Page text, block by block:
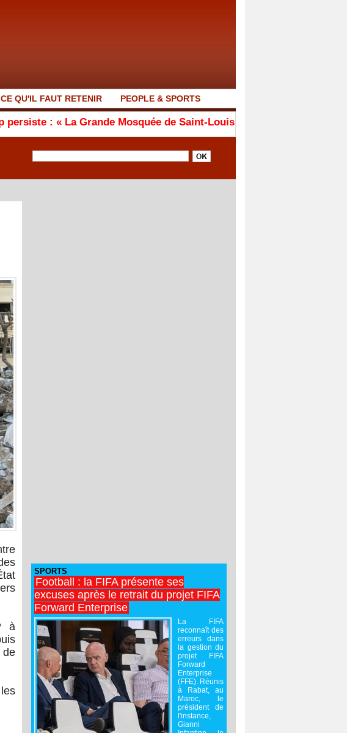
CE QU'IL FAUT RETENIR PEOPLE & SPORTS
La Grande Mosquée de Saint-Louis a été érigée entre 1838 et
à
de
SPORTS
Football : la FIFA présente ses
excuses après le retrait du projet FIFA
Forward Enterprise
La FIFA
reconnaît des
erreurs dans
la gestion du
projet FIFA
Forward
Enterprise
(FFE). Réunis
à Rabat, au
Maroc, le
président de
l'instance,
Gianni